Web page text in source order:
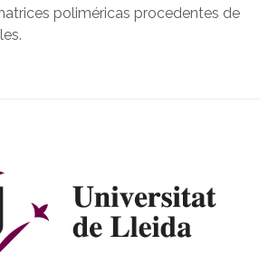
poliméricas procedentes de